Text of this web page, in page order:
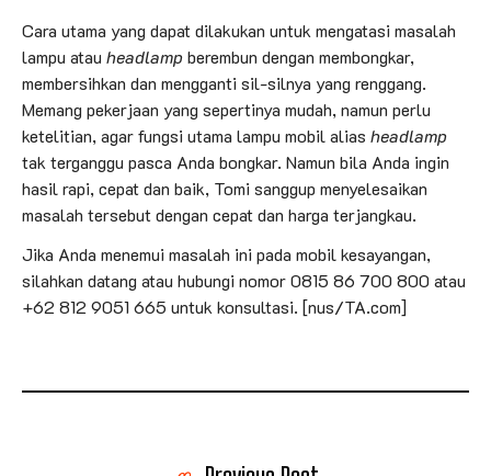
Cara utama yang dapat dilakukan untuk mengatasi masalah
lampu atau headlampberembun dengan membongkar,
membersihkan dan mengganti sil-silnya yang renggang.
Memang pekerjaan yang sepertinya mudah, namun perlu
ketelitian, agar fungsi utama lampu mobil alias headlamp
tak terganggu pasca Anda bongkar. Namun bila Anda ingin
hasil rapi, cepat dan baik, Tomi sanggup menyelesaikan
masalah tersebut dengan cepat dan harga terjangkau.
Jika Anda menemui masalah ini pada mobil kesayangan,
silahkan datang atau hubungi nomor 0815 86 700 800 atau
+62 812 9051 665 untuk konsultasi. [nus/TA.com]